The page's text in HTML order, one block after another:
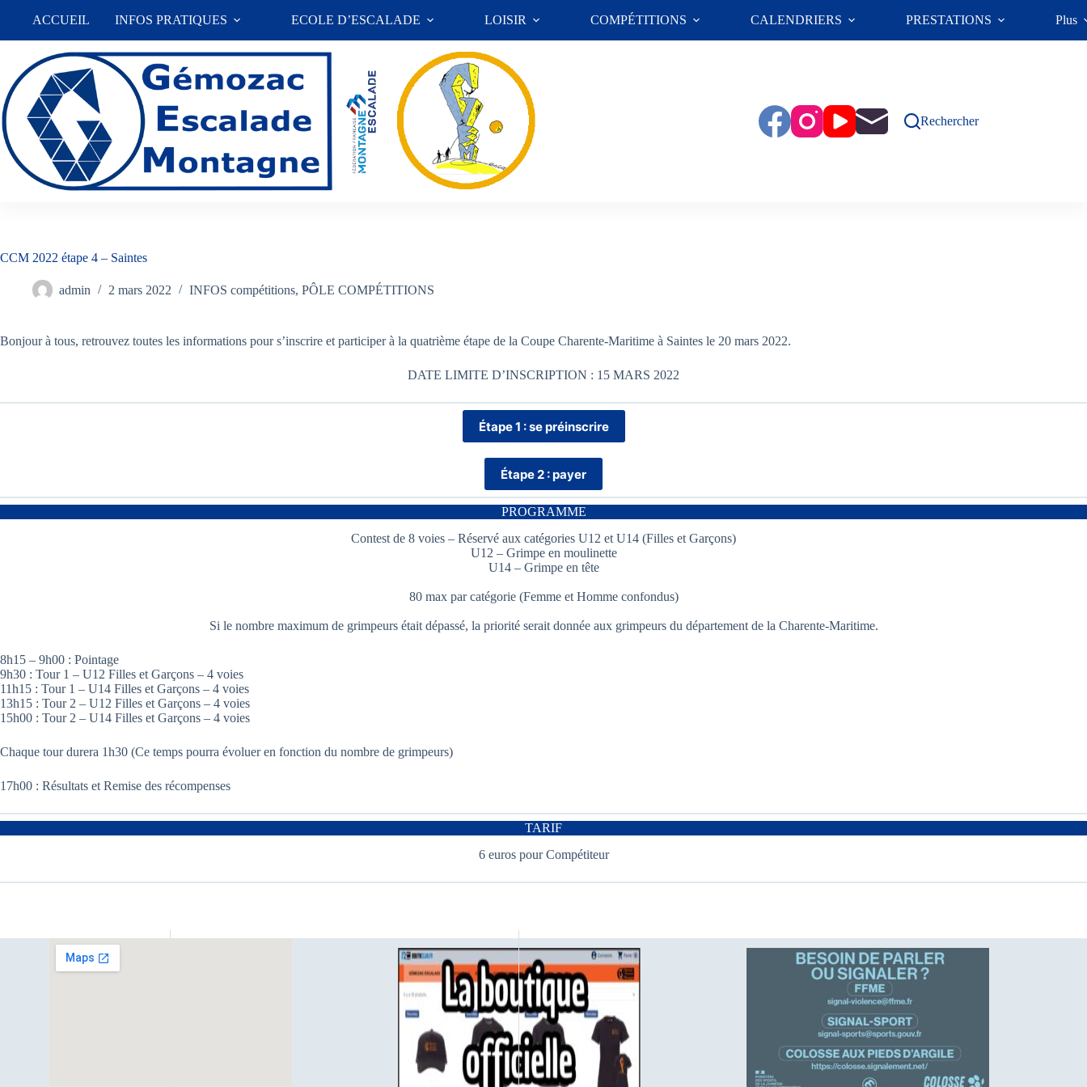
ACCUEIL INFOS PRATIQUES ECOLE D’ESCALADE LOISIR COMPÉTITIONS CALENDRIERS PRESTATIONS Plus
Rechercher
CCM 2022 étape 4 – Saintes
admin 2 mars 2022 INFOS compétitions, PÔLE COMPÉTITIONS
Bonjour à tous, retrouvez toutes les informations pour s’inscrire et participer à la quatrième étape de la Coupe Charente-Maritime à Saintes le 20 mars 2022.
DATE LIMITE D’INSCRIPTION : 15 MARS 2022
Étape 1 : se préinscrire
Étape 2 : payer
PROGRAMME
Contest de 8 voies – Réservé aux catégories U12 et U14 (Filles et Garçons)
U12 – Grimpe en moulinette
U14 – Grimpe en tête
80 max par catégorie (Femme et Homme confondus)
Si le nombre maximum de grimpeurs était dépassé, la priorité serait donnée aux grimpeurs du département de la Charente-Maritime.
8h15 – 9h00 : Pointage
9h30 : Tour 1 – U12 Filles et Garçons – 4 voies
11h15 : Tour 1 – U14 Filles et Garçons – 4 voies
13h15 : Tour 2 – U12 Filles et Garçons – 4 voies
15h00 : Tour 2 – U14 Filles et Garçons – 4 voies
Chaque tour durera 1h30 (Ce temps pourra évoluer en fonction du nombre de grimpeurs)
17h00 : Résultats et Remise des récompenses
TARIF
6 euros pour Compétiteur